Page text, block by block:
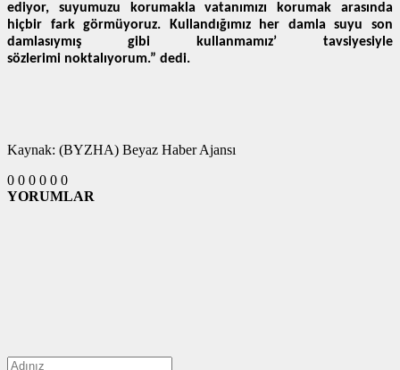
ediyor, suyumuzu korumakla vatanımızı korumak arasında
hiçbir fark görmüyoruz. Kullandığımız her damla suyu son
damlasıymış gibi kullanmamız’ tavsiyesiyle
sözlerimi noktalıyorum.” dedi.
Kaynak: (BYZHA) Beyaz Haber Ajansı
0 0 0 0 0 0
YORUMLAR